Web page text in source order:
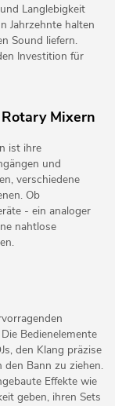
Langlebigkeit
Jahrzehnte halten
Sound liefern.
Investition für
Mixern
ist ihre
und
verschiedene
Ob
- ein analoger
nahtlose
Bedienelemente
den Klang präzise
Bann zu ziehen.
Effekte wie
geben, ihren Sets